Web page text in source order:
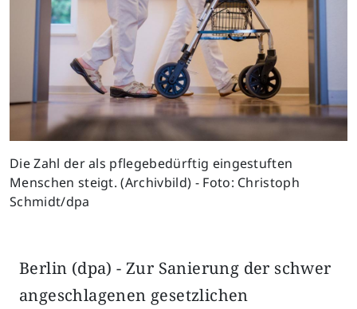
Die Zahl der als pflegebedürftig eingestuften
Menschen steigt. (Archivbild) - Foto: Christoph
Schmidt/dpa
Berlin (dpa) - Zur Sanierung der schwer
angeschlagenen gesetzlichen